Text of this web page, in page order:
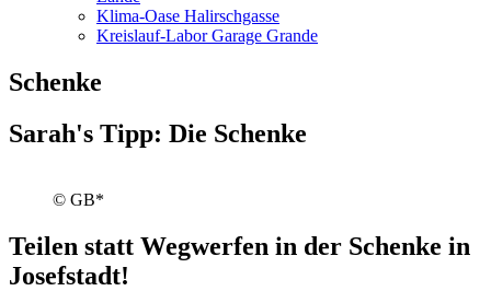
Klima-Oase Halirschgasse
Kreislauf-Labor Garage Grande
Schenke
Sarah's Tipp: Die Schenke
© GB*
Teilen statt Wegwerfen in der Schenke in
Josefstadt!